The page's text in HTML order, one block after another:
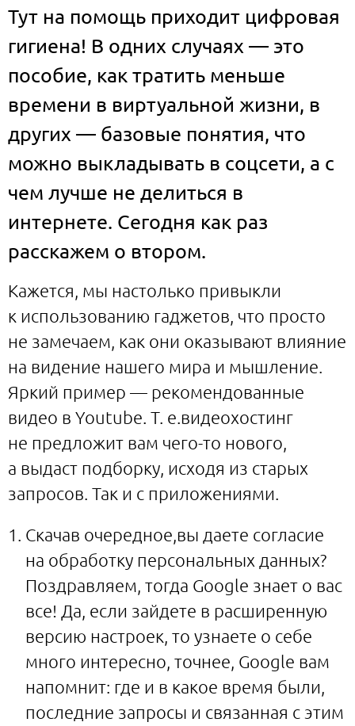
Тут на помощь приходит цифровая
гигиена! В одних случаях — это
пособие, как тратить меньше
времени в виртуальной жизни, в
других — базовые понятия, что
можно выкладывать в соцсети, а с
чем лучше не делиться в
интернете. Сегодня как раз
расскажем о втором.
Кажется, мы настолько привыкли
к использованию гаджетов, что просто
не замечаем, как они оказывают влияние
на видение нашего мира и мышление.
Яркий пример — рекомендованные
видео в Youtube. Т. е.видеохостинг
не предложит вам чего-то нового,
а выдаст подборку, исходя из старых
запросов. Так и с приложениями.
Скачав очередное,вы даете согласие
на обработку персональных данных?
Поздравляем, тогда Google знает о вас
все! Да, если зайдете в расширенную
версию настроек, то узнаете о себе
много интересно, точнее, Google вам
напомнит: где и в какое время были,
последние запросы и связанная с этим